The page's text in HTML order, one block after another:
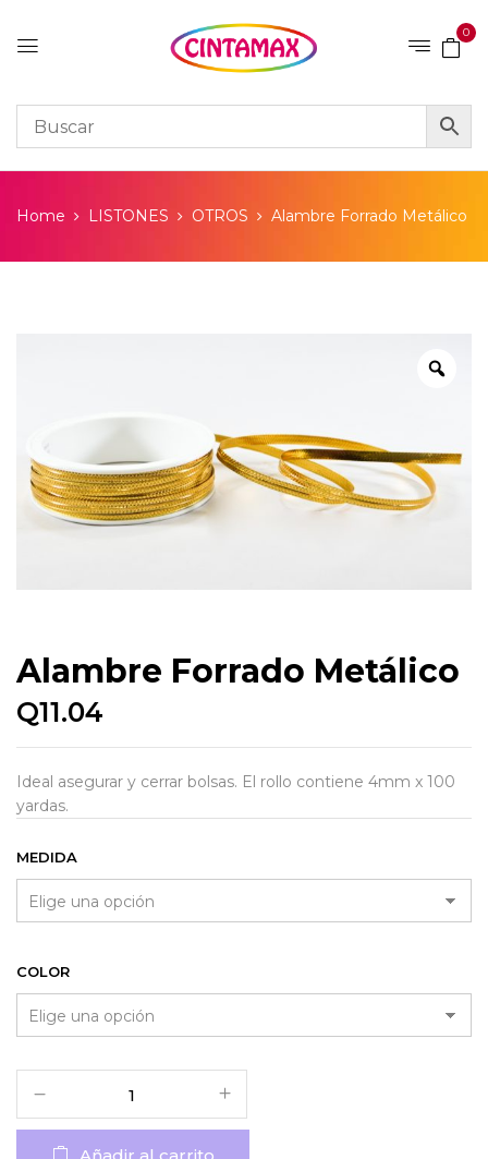
0
Home LISTONES OTROS Alambre Forrado Metálico
Alambre Forrado Metálico
Q11.04
Ideal asegurar y cerrar bolsas. El rollo contiene 4mm x 100
yardas.
MEDIDA
COLOR